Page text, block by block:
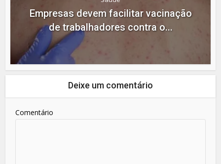
Empresas devem facilitar vacinação
de trabalhadores contra o...
Deixe um comentário
Comentário